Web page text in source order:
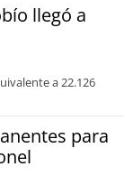
llegó a
a 22.126
para